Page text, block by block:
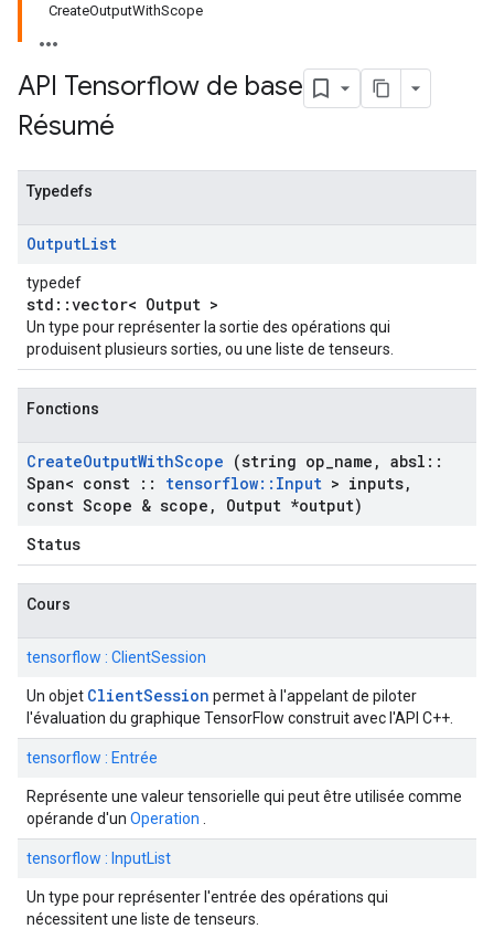
CreateOutputWithScope
API Tensorflow de base
Résumé
Typedefs
OutputList
typedef
std::vector< Output >
Un type pour représenter la sortie des opérations qui
produisent plusieurs sorties, ou une liste de tenseurs.
Fonctions
CreateOutputWithScope (string op name , absl ::
Span< const :: tensorflow:: Input > inputs,
const Scope & scope ,
Output *output)
Status
Cours
tensorflow : ClientSession
Un objet ClientSession permet à l'appelant de piloter
l'évaluation du graphique TensorFlow construit avec l'API C++.
tensorflow : Entrée
Représente une valeur tensorielle qui peut être utilisée comme
opérande d'un Operation
tensorflow : InputList
Un type pour représenter l'entrée des opérations qui
nécessitent une liste de tenseurs.